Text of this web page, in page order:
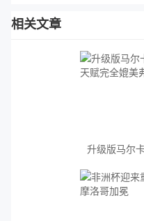
相关文章
升级版马尔